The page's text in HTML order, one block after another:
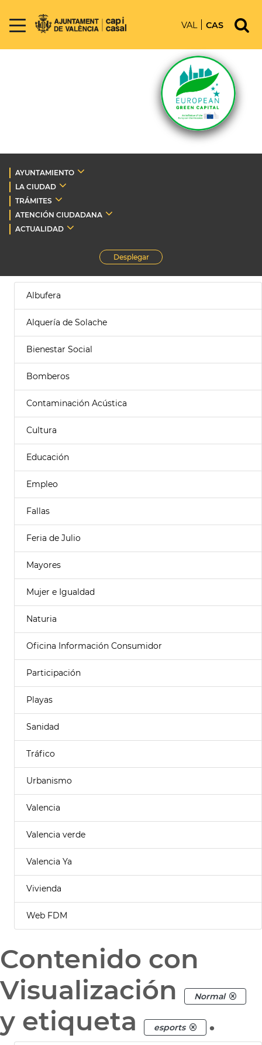
VAL CAS
AYUNTAMIENTO
LA CIUDAD
TRÁMITES
ATENCIÓN CIUDADANA
ACTUALIDAD
Desplegar
Albufera
Alquería de Solache
Bienestar Social
Bomberos
Contaminación Acústica
Cultura
Educación
Empleo
Fallas
Feria de Julio
Mayores
Mujer e Igualdad
Naturia
Oficina Información Consumidor
Participación
Playas
Sanidad
Tráfico
Urbanismo
Valencia
Valencia verde
Valencia Ya
Vivienda
Web FDM
Contenido con
Visualización
Normal
y etiqueta esports .